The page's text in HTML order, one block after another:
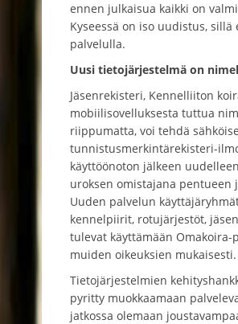
ennen julkaisua kaikki on
Kyseessä on iso uudistus,
palvelulla.
Uusi tietojärjestelmä on
Jäsenrekisteri, Kennelliiton
mobiilisovelluksesta tuttua
riippumatta, voi tehdä
tunnistusmerkintärekisteri-
käyttöönoton jälkeen
uroksen omistajana pentueen
Uuden palvelun
kennelpiirit, rotujärjestöt,
tulevat käyttämään
muiden oikeuksien mukaisesti.
Tietojärjestelmien
pyritty muokkaamaan
jatkossa olemaan